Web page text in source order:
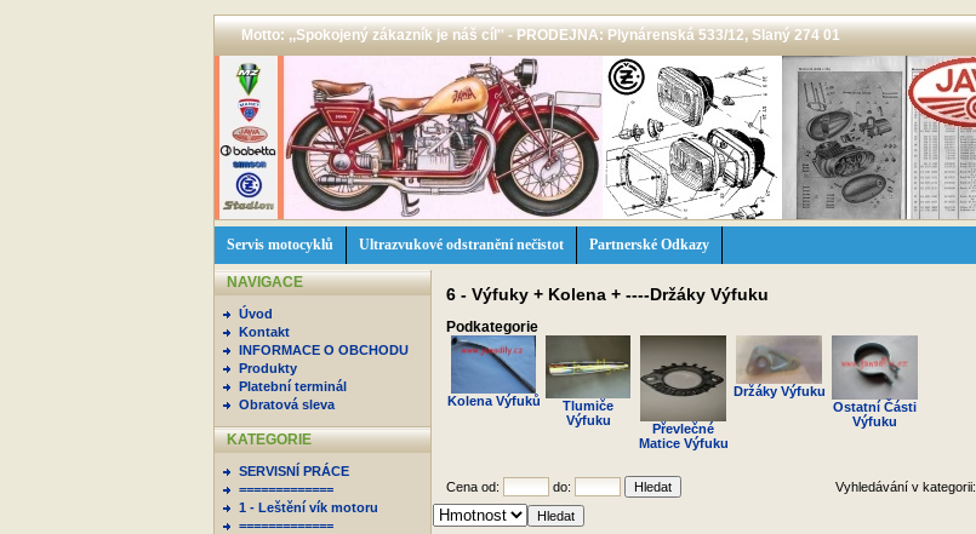
Motto: ,,Spokojený zákazník je náš cíl'' - PRODEJNA: Plynárenská 533/12, Slaný 274 01
Servis motocyklů Ultrazvukové odstranění nečistot Partnerské Odkazy
NAVIGACE
Úvod
Kontakt
INFORMACE O OBCHODU
Produkty
Platební terminál
Obratová sleva
KATEGORIE
SERVISNÍ PRÁCE
=============
1 - Leštění vík motoru
=============
6 - Výfuky + Kolena + ----Držáky Výfuku
Podkategorie
Kolena Výfuků
Tlumiče
Výfuku
Převlečné
Matice Výfuku
Držáky Výfuku
Ostatní Části
Výfuku
Cena od: do: Vyhledávání v kategorii: